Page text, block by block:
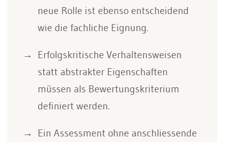
neue Rolle ist ebenso entscheidend
wie die fachliche Eignung.
Erfolgskritische Verhaltensweisen
statt abstrakter Eigenschaften
müssen als Bewertungskriterium
definiert werden.
Ein Assessment ohne anschliessende